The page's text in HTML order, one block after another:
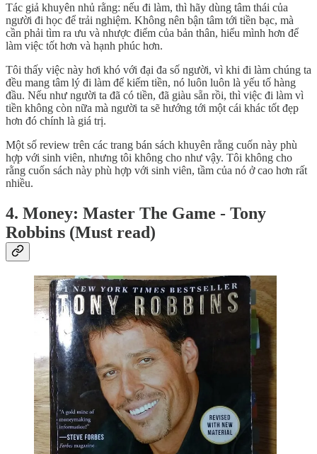
Tác giả khuyên nhủ rằng: nếu đi làm, thì hãy dùng tâm thái của
người đi học để trải nghiệm. Không nên bận tâm tới tiền bạc, mà
cần phải tìm ra ưu và nhược điểm của bản thân, hiểu mình hơn để
làm việc tốt hơn và hạnh phúc hơn.
Tôi thấy việc này hơi khó với đại đa số người, vì khi đi làm chúng ta
đều mang tâm lý đi làm để kiếm tiền, nó luôn luôn là yếu tố hàng
đầu. Nếu như người ta đã có tiền, đã giàu sẵn rồi, thì việc đi làm vì
tiền không còn nữa mà người ta sẽ hướng tới một cái khác tốt đẹp
hơn đó chính là giá trị.
Một số review trên các trang bán sách khuyên rằng cuốn này phù
hợp với sinh viên, nhưng tôi không cho như vậy. Tôi không cho
rằng cuốn sách này phù hợp với sinh viên, tầm của nó ở cao hơn rất
nhiều.
4. Money: Master The Game - Tony
Robbins (Must read)